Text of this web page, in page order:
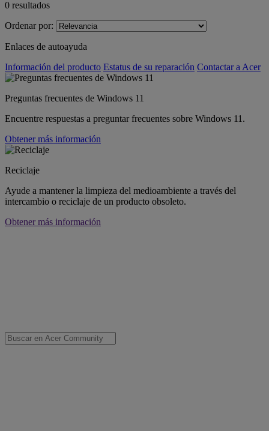
0 resultados
Ordenar por:
Enlaces de autoayuda
Información del producto Estatus de su reparación Contactar a Acer
Preguntas frecuentes de Windows 11
Encuentre respuestas a preguntar frecuentes sobre Windows 11.
Obtener más información
Reciclaje
Ayude a mantener la limpieza del medioambiente a través del
intercambio o reciclaje de un producto obsoleto.
Obtener más información